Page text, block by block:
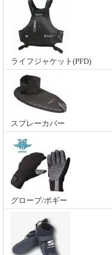
ライフジャケット(PFD)
スプレーカバー
グローブ/ポギー